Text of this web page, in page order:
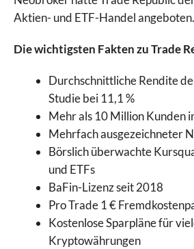
Aktien- und ETF-Handel angeboten.
Die wichtigsten Fakten zu Trade
Durchschnittliche Rendite
Studie bei 11,1 %
Mehr als 10 Million Kunden
Mehrfach ausgezeichneter
Börslich überwachte
und ETFs
BaFin-Lizenz seit 2018
Pro Trade 1 €
Kostenlose Sparpläne für
Kryptowährungen